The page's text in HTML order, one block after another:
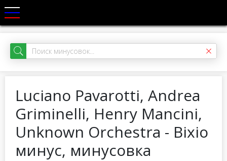
Luciano Pavarotti, Andrea
Griminelli, Henry Mancini,
Unknown Orchestra - Bixio
минус, минусовка